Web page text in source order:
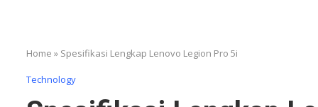
Home » Spesifikasi Lengkap Lenovo Legion Pro 5i
Technology